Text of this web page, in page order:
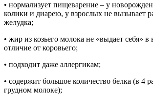
• нормализует пищеварение – у
колики и диарею, у взрослых не вызывает
желудка;
• жир из козьего молока не «выдает себя» в
отличие от коровьего;
• подходит даже аллергикам;
• содержит большое количество белка (в 4
грудном молоке);